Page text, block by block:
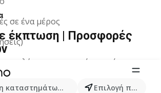
σε ένα μέρος
καταστημάτων, κατηγοριών, προϊόντων...
Επιλογή πόλης
έκπτωση | Προσφορές
για αυτόν τον όρο.
από την κατηγορία